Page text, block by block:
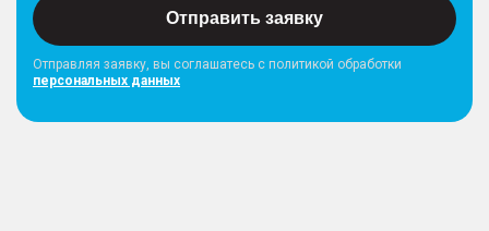
Отправить заявку
Отправляя заявку, вы соглашатесь с политикой обработки
персональных данных